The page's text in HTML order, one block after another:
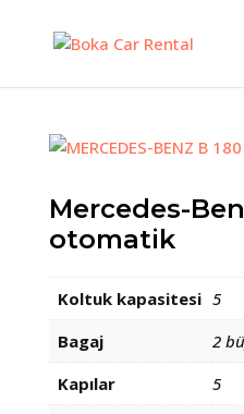
Mercedes-
otomatik
Koltuk kapasitesi 5
Bagaj
2
Kapılar
5